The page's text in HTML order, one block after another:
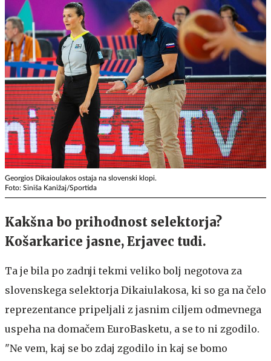
Georgios Dikaioulakos ostaja na slovenski klopi.
Foto: Siniša Kanižaj/Sportida
Kakšna bo prihodnost selektorja?
Košarkarice jasne, Erjavec tudi.
Ta je bila po zadnji tekmi veliko bolj negotova za
slovenskega selektorja Dikaiulakosa, ki so ga na čelo
reprezentance pripeljali z jasnim ciljem odmevnega
uspeha na domačem EuroBasketu, a se to ni zgodilo.
"Ne vem, kaj se bo zdaj zgodilo in kaj se bomo